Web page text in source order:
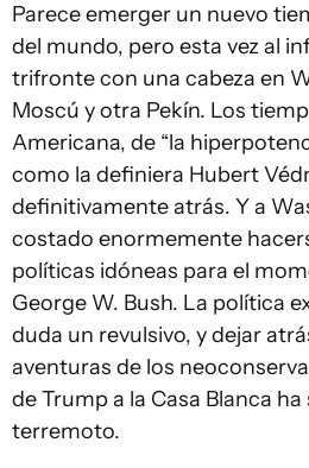
Parece emerger un nuevo
del mundo, pero esta vez al
trifronte con una cabeza en
Moscú y otra Pekín. Los
Americana, de “la
como la definiera Hubert
definitivamente atrás. Y a
costado enormemente
políticas idóneas para el
George W. Bush. La política
duda un revulsivo, y dejar
aventuras de los
de Trump a la Casa Blanca
terremoto.